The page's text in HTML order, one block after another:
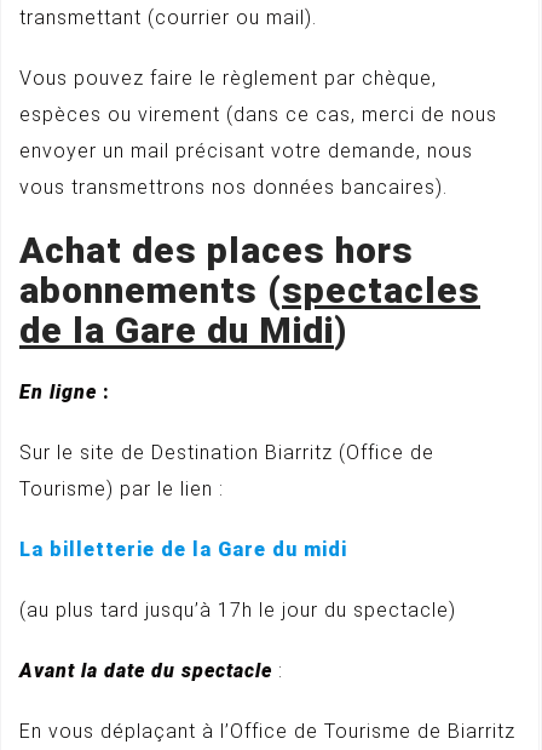
transmettant (courrier ou mail).
Vous pouvez faire le règlement par chèque,
espèces ou virement (dans ce cas, merci de nous
envoyer un mail précisant votre demande, nous
vous transmettrons nos données bancaires).
Achat des places hors
abonnements (spectacles
de la Gare du Midi)
En ligne :
Sur le site de Destination Biarritz (Office de
Tourisme) par le lien :
La billetterie de la Gare du midi
(au plus tard jusqu’à 17h le jour du spectacle)
Avant la date du spectacle :
En vous déplaçant à l’Office de Tourisme de Biarritz